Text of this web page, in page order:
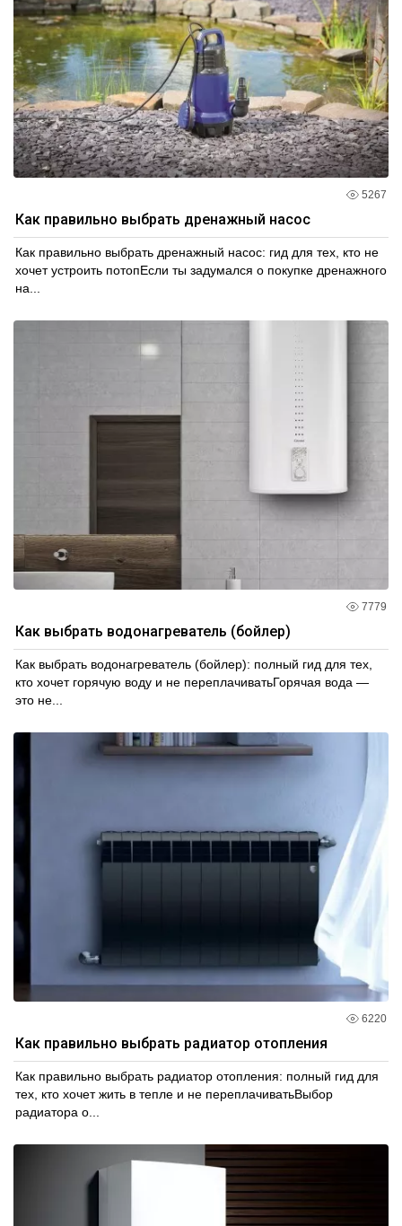
5267
Как правильно выбрать дренажный насос
Как правильно выбрать дренажный насос: гид для тех, кто не
хочет устроить потопЕсли ты задумался о покупке дренажного
на...
7779
Как выбрать водонагреватель (бойлер)
Как выбрать водонагреватель (бойлер): полный гид для тех,
кто хочет горячую воду и не переплачиватьГорячая вода —
это не...
6220
Как правильно выбрать радиатор отопления
Как правильно выбрать радиатор отопления: полный гид для
тех, кто хочет жить в тепле и не переплачиватьВыбор
радиатора о...